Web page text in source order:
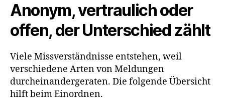
Anonym, vertraulich oder
offen, der Unterschied zählt
Viele Missverständnisse entstehen, weil
verschiedene Arten von Meldungen
durcheinandergeraten. Die folgende Übersicht
hilft beim Einordnen.